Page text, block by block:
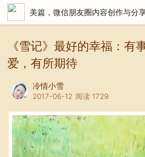
美篇，微信朋友圈内容创作与分
《雪记》最好的幸福：有
爱，有所期待
冷情小雪
2017-06-12 阅读 1729